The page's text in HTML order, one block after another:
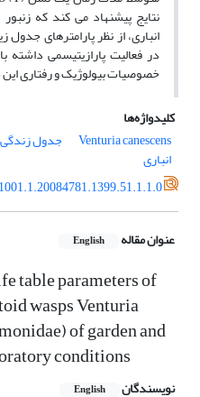
نتایج پیشنهاد می کند که
انباری، از نظر پارامترهای جدول
در فعالیت پارازیتیسمی داشته
خصوصیات بیولوژیک و رفتاری
کلیدواژه‌ها
Venturia canescens
جدول زندگی
انباری
عنوان مقاله English
table parameters of
wasps Venturia
of garden and
conditions
نویسندگان English